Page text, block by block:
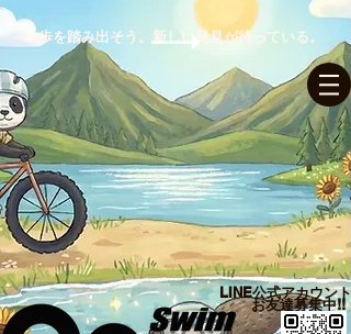
ログイン
一歩を踏み出そう。新しい発見が待っている。
LINE公式アカウント​
お友達募集中!!